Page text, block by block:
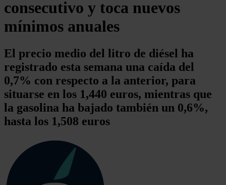
consecutivo y toca nuevos
mínimos anuales
El precio medio del litro de diésel ha
registrado esta semana una caída del
0,7% con respecto a la anterior, para
situarse en los 1,440 euros, mientras que
la gasolina ha bajado también un 0,6%,
hasta los 1,508 euros